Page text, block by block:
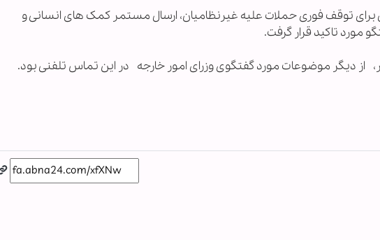
توقف فوری حملات علیه غیرنظامیان، ارسال مستمر کمک های انسانی و
مورد تاکید قرار گرفت.
از دیگر موضوعات مورد گفتگوی وزرای امور خارجه در این تماس تلفنی بود.